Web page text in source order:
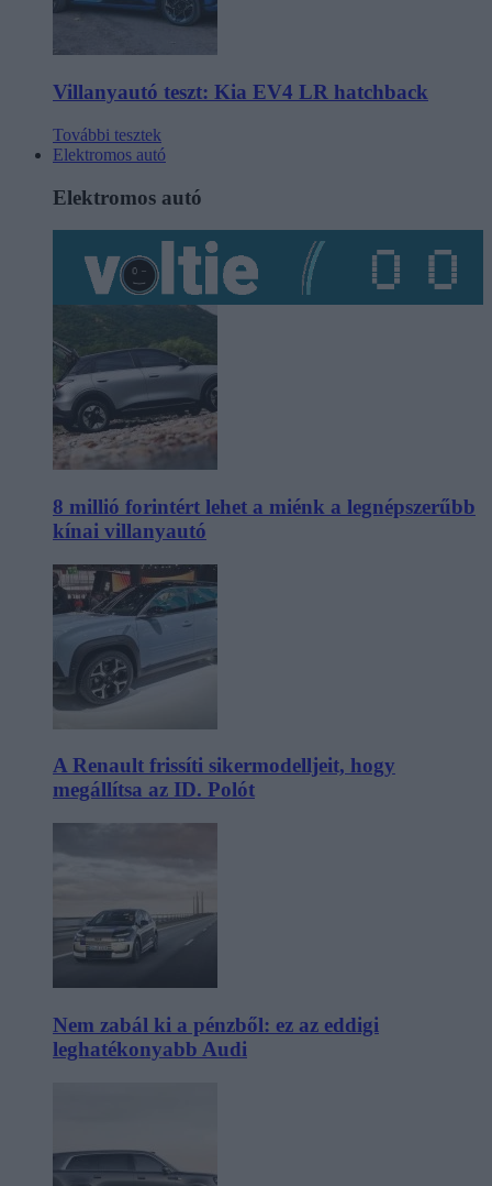
Villanyautó teszt: Kia EV4 LR hatchback
További tesztek
Elektromos autó
Elektromos autó
8 millió forintért lehet a miénk a legnépszerűbb
kínai villanyautó
A Renault frissíti sikermodelljeit, hogy
megállítsa az ID. Polót
Nem zabál ki a pénzből: ez az eddigi
leghatékonyabb Audi